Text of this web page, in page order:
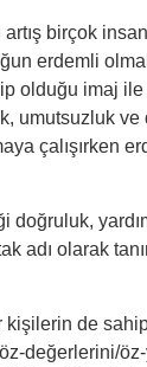
birçok
erdemli
olduğu imaj ile
umutsuzluk
çalışırken
doğruluk,
adı olarak
de
değerlerini/